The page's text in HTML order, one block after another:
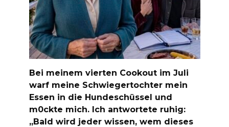
Bei meinem vierten Cookout im Juli
warf meine Schwiegertochter mein
Essen in die Hundeschüssel und
m0ckte mich. Ich antwortete ruhig:
„Bald wird jeder wissen, wem dieses